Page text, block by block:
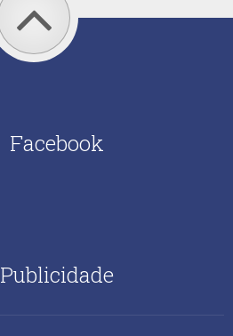
Facebook
Publicidade